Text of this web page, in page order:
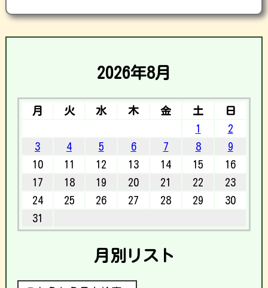
2026年8月
月 火 水 木 金 土
日
1
2
3
4 5 6 7 8
9
10
11 12 13 14 15
16
17
18 19 20 21 22
23
24
25 26 27 28 29
30
31
月別リスト